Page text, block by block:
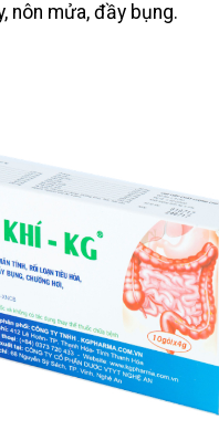
nôn mửa, đầy bụng.